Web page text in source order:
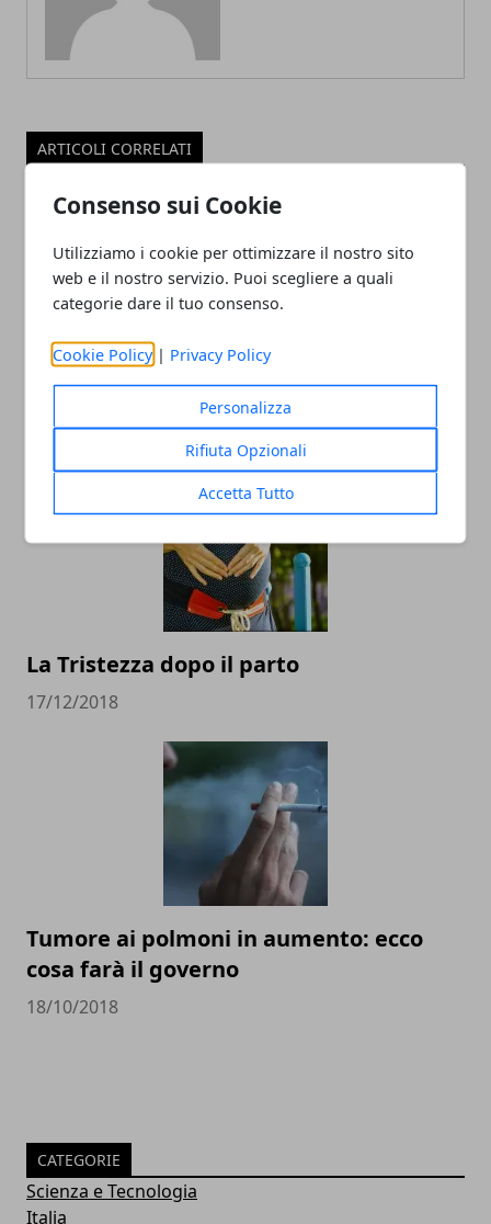
Consenso sui Cookie
Utilizziamo i cookie per ottimizzare il nostro sito
web e il nostro servizio. Puoi scegliere a quali
categorie dare il tuo consenso.
Cookie Policy | Privacy Policy
Personalizza
Rifiuta Opzionali
Accetta Tutto
ARTICOLI CORRELATI
I Geloni, cosa sono, sintomi e rimedi
12/01/2019
La Tristezza dopo il parto
17/12/2018
Tumore ai polmoni in aumento: ecco
cosa farà il governo
18/10/2018
CATEGORIE
Scienza e Tecnologia
Italia